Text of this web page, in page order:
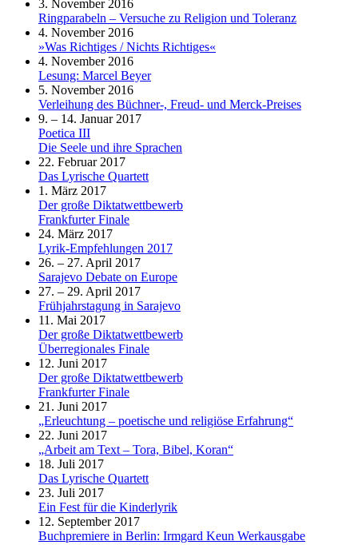
3. November 2016
Ringparabeln – Versuche zu Religion und Toleranz
4. November 2016
»Was Richtiges / Nichts Richtiges«
4. November 2016
Lesung: Marcel Beyer
5. November 2016
Verleihung des Büchner-, Freud- und Merck-Preises
9. – 14. Januar 2017
Poetica III
Die Seele und ihre Sprachen
22. Februar 2017
Das Lyrische Quartett
1. März 2017
Der große Diktatwettbewerb
Frankfurter Finale
24. März 2017
Lyrik-Empfehlungen 2017
26. – 27. April 2017
Sarajevo Debate on Europe
27. – 29. April 2017
Frühjahrstagung in Sarajevo
11. Mai 2017
Der große Diktatwettbewerb
Überregionales Finale
12. Juni 2017
Der große Diktatwettbewerb
Frankfurter Finale
21. Juni 2017
„Erleuchtung – poetische und religiöse Erfahrung“
22. Juni 2017
„Arbeit am Text – Tora, Bibel, Koran“
18. Juli 2017
Das Lyrische Quartett
23. Juli 2017
Ein Fest für die Kinderlyrik
12. September 2017
Buchpremiere in Berlin: Irmgard Keun Werkausgabe